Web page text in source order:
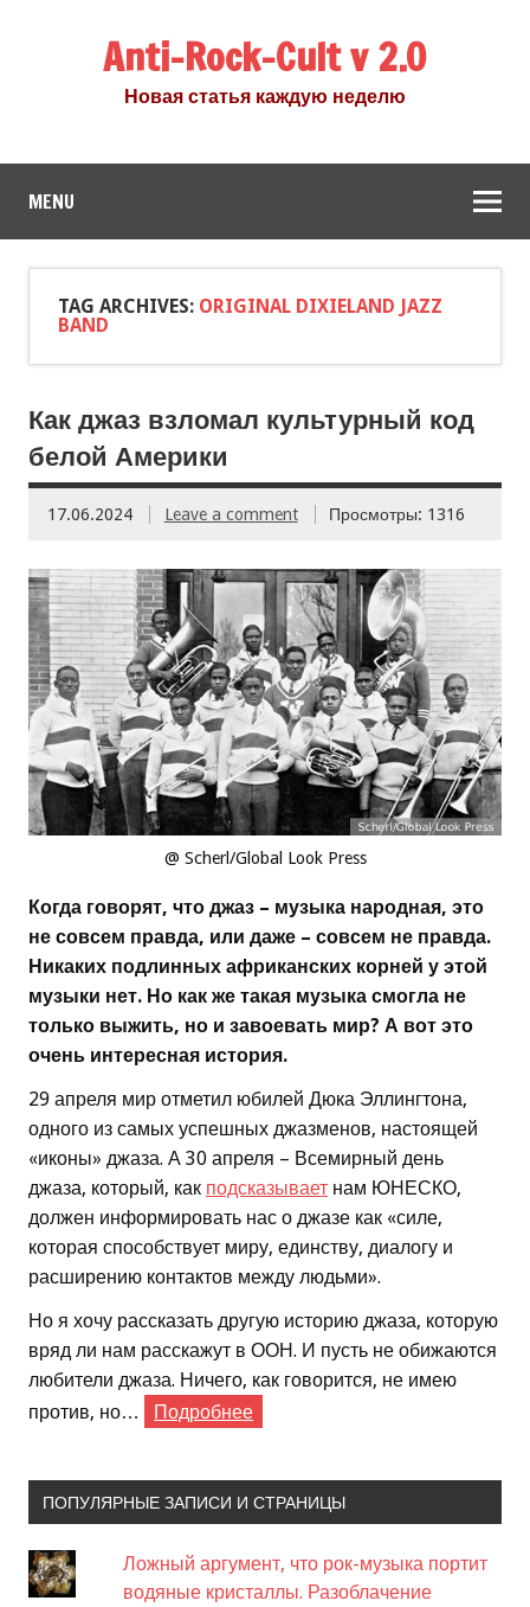
Anti-Rock-Cult v 2.0
Новая статья каждую неделю
MENU
TAG ARCHIVES: ORIGINAL DIXIELAND JAZZ
BAND
Как джаз взломал культурный код
белой Америки
17.06.2024 Leave a comment Просмотры: 1316
@ Scherl/Global Look Press
Когда говорят, что джаз – музыка народная, это
не совсем правда, или даже – совсем не правда.
Никаких подлинных африканских корней у этой
музыки нет. Но как же такая музыка смогла не
только выжить, но и завоевать мир? А вот это
очень интересная история.
29 апреля мир отметил юбилей Дюка Эллингтона,
одного из самых успешных джазменов, настоящей
«иконы» джаза. А 30 апреля – Всемирный день
джаза, который, как подсказывает нам ЮНЕСКО,
должен информировать нас о джазе как «силе,
которая способствует миру, единству, диалогу и
расширению контактов между людьми».
Но я хочу рассказать другую историю джаза, которую
вряд ли нам расскажут в ООН. И пусть не обижаются
любители джаза. Ничего, как говорится, не имею
против, но…
Подробнее
ПОПУЛЯРНЫЕ ЗАПИСИ И СТРАНИЦЫ
Ложный аргумент, что рок-музыка портит
водяные кристаллы. Разоблачение